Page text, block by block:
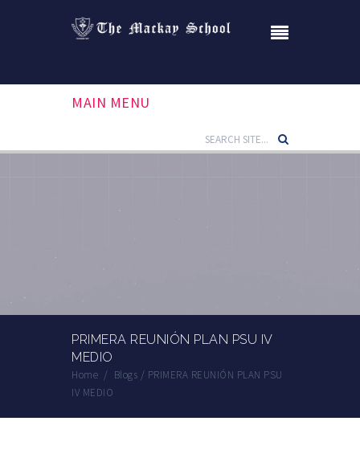
MAIN MENU
PRIMERA REUNIÓN PLAN PSU IV
MEDIO
Home / Blogs / PRIMERA REUNIÓN PLAN PSU
IV MEDIO